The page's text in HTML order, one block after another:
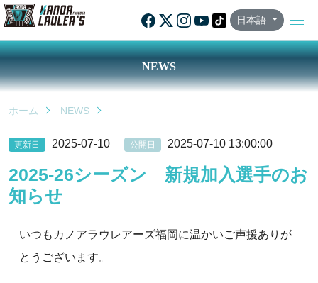
日本語
NEWS
ホーム NEWS
更新日 2025-07-10 公開日 2025-07-10 13:00:00
2025-26シーズン 新規加入選手のお
知らせ
いつもカノアラウレアーズ福岡に温かいご声援ありが
とうございます。